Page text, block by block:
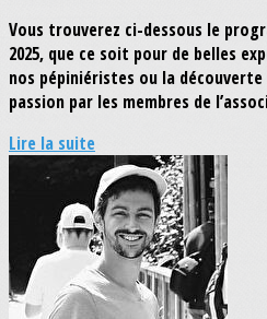
Vous trouverez ci-dessous le
2025, que ce soit pour de belles
nos pépiniéristes ou la
passion par les membres de
Lire la suite